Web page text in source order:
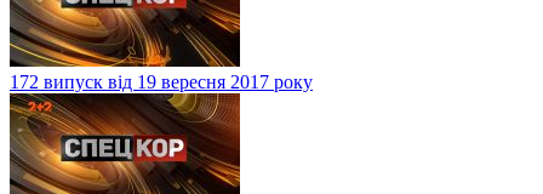
172 випуск від 19 вересня 2017 року